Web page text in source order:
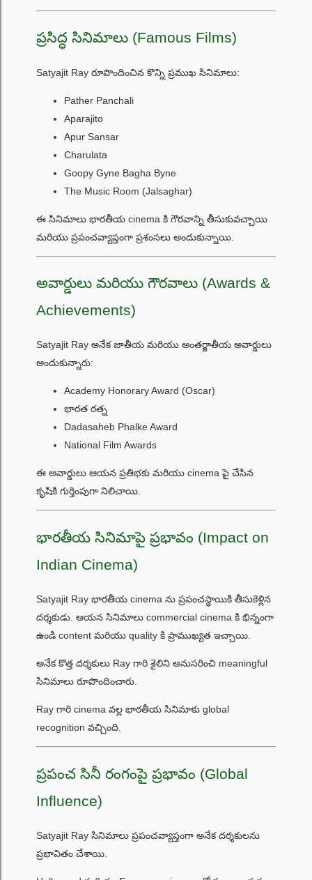
ప్రసిద్ధ సినిమాలు (Famous Films)
Satyajit Ray రూపొందించిన కొన్ని ప్రముఖ సినిమాలు:
Pather Panchali
Aparajito
Apur Sansar
Charulata
Goopy Gyne Bagha Byne
The Music Room (Jalsaghar)
ఈ సినిమాలు భారతీయ cinema కి గౌరవాన్ని తీసుకువచ్చాయి
మరియు ప్రపంచవ్యాప్తంగా ప్రశంసలు అందుకున్నాయి.
అవార్డులు మరియు గౌరవాలు (Awards &
Achievements)
Satyajit Ray అనేక జాతీయ మరియు అంతర్జాతీయ అవార్డులు
అందుకున్నారు:
Academy Honorary Award (Oscar)
భారత రత్న
Dadasaheb Phalke Award
National Film Awards
ఈ అవార్డులు ఆయన ప్రతిభకు మరియు cinema పై చేసిన
కృషికి గుర్తింపుగా నిలిచాయి.
భారతీయ సినిమాపై ప్రభావం (Impact on
Indian Cinema)
Satyajit Ray భారతీయ cinema ను ప్రపంచస్థాయికి తీసుకెళ్లిన
దర్శకుడు. ఆయన సినిమాలు commercial cinema కి భిన్నంగా
ఉండి content మరియు quality కి ప్రాముఖ్యత ఇచ్చాయి.
అనేక కొత్త దర్శకులు Ray గారి శైలిని అనుసరించి meaningful
సినిమాలు రూపొందించారు.
Ray గారి cinema వల్ల భారతీయ సినిమాకు global
recognition వచ్చింది.
ప్రపంచ సినీ రంగంపై ప్రభావం (Global
Influence)
Satyajit Ray సినిమాలు ప్రపంచవ్యాప్తంగా అనేక దర్శకులను
ప్రభావితం చేశాయి.